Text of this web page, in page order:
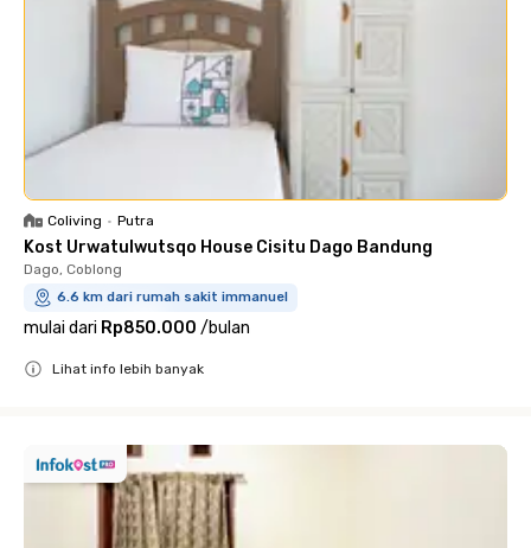
Coliving • Putra
Kost Urwatulwutsqo House Cisitu Dago Bandung
Dago, Coblong
6.6 km dari rumah sakit immanuel
mulai dari Rp850.000 /bulan
Lihat info lebih banyak